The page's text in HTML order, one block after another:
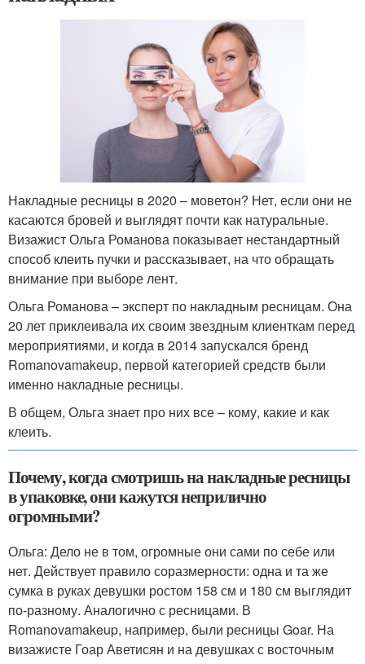
Накладные ресницы в 2020 – моветон? Нет, если они не
касаются бровей и выглядят почти как натуральные.
Визажист Ольга Романова показывает нестандартный
способ клеить пучки и рассказывает, на что обращать
внимание при выборе лент.
Ольга Романова – эксперт по накладным ресницам. Она
20 лет приклеивала их своим звездным клиенткам перед
мероприятиями, и когда в 2014 запускался бренд
Romanovamakeup, первой категорией средств были
именно накладные ресницы.
В общем, Ольга знает про них все – кому, какие и как
клеить.
Почему, когда смотришь на накладные ресницы
в упаковке, они кажутся неприлично
огромными?
Ольга: Дело не в том, огромные они сами по себе или
нет. Действует правило соразмерности: одна и та же
сумка в руках девушки ростом 158 см и 180 см выглядит
по-разному. Аналогично с ресницами. В
Romanovamakeup, например, были ресницы Goar. На
визажисте Гоар Аветисян и на девушках с восточным